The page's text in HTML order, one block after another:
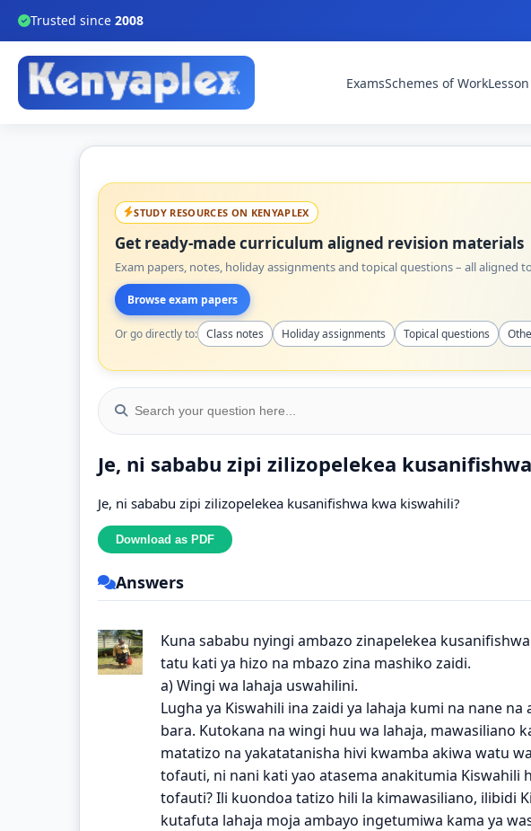
Trusted since 2008
ExamsSchemes of Work
STUDY RESOURCES ON KENYAPLEX
Get ready-made curriculum aligned revision materials
Exam papers, notes, holiday assignments and topical questions – all aligned
Browse exam papers
Or go directly to: Class notes Holiday assignments Topical questions
Je, ni sababu zipi zilizopelekea
Je, ni sababu zipi zilizopelekea kusanifishwa kwa kiswahili?
Answers
Kuna sababu nyingi ambazo zinapelekea
tatu kati ya hizo na mbazo zina mashiko zaidi.
a) Wingi wa lahaja uswahilini.
Lugha ya Kiswahili ina zaidi ya lahaja kumi na nane
bara. Kutokana na wingi huu wa lahaja, mawasiliano
matatizo na yakatatanisha hivi kwamba akiwa watu
tofauti, ni nani kati yao atasema anakitumia Kiswahili
tofauti? Ili kuondoa tatizo hili la kimawasiliano, ilibidi
kutafuta lahaja moja ambayo ingetumiwa kama ya